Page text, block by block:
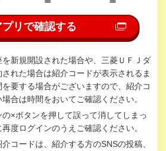
プリで確認する
新規開設された場合や、三菱ＵＦＪダ
れた場合は紹介コードが表示されるま
要する場合がございますので、紹介コ
合は時間をおいてご確認ください。
×ボタンを押して誤って消してしまっ
度ログインのうえご確認ください。
コードは、紹介する方のSNSの投稿、